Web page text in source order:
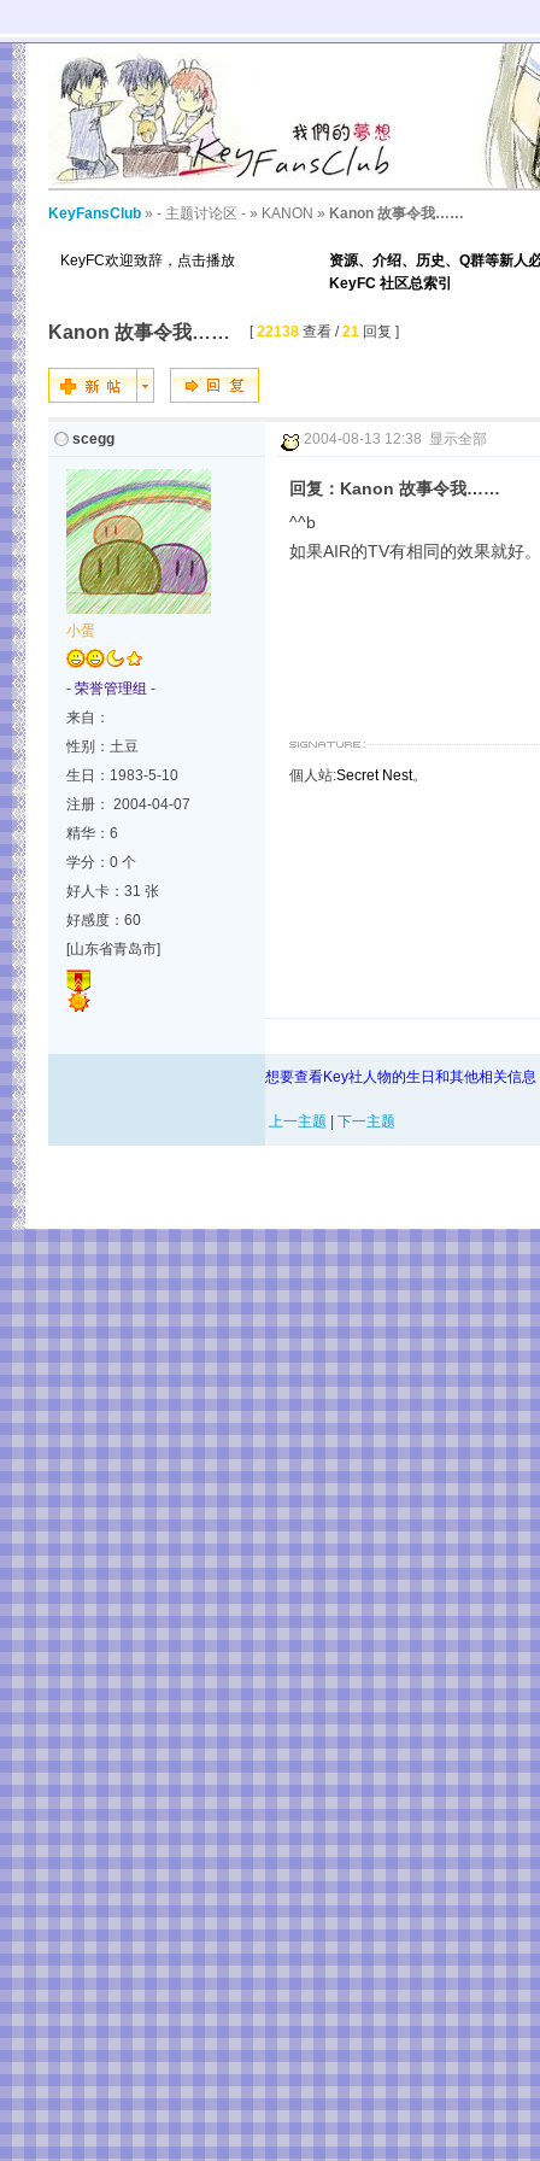
KeyFansClub » - 主题讨论区 - » KANON » Kanon 故事令我……
KeyFC欢迎致辞，点击播放
资源、介绍、历史、Q群等新人
KeyFC 社区总索引
Kanon 故事令我…… [22138 查看 /21 回复 ]
scegg
小蛋
- 荣誉管理组 -
来自：
性别：土豆
生日：1983-5-10
注册： 2004-04-07
精华：6
学分：0 个
好人卡：31 张
好感度：60
[山东省青岛市]
2004-08-13 12:38 显示全部
回复：Kanon 故事令我……
^^b
如果AIR的TV有相同的效果就好。
個人站:Secret Nest。
想要查看Key社人物的生日和其他相关信
上一主题 下一主题